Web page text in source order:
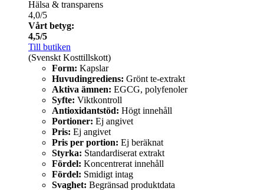
Hälsa & transparens
4,0/5
Vårt betyg:
4,5/5
Till butiken
(Svenskt Kosttillskott)
Form: Kapslar
Huvudingrediens: Grönt te-extrakt
Aktiva ämnen: EGCG, polyfenoler
Syfte: Viktkontroll
Antioxidantstöd: Högt innehåll
Portioner: Ej angivet
Pris: Ej angivet
Pris per portion: Ej beräknat
Styrka: Standardiserat extrakt
Fördel: Koncentrerat innehåll
Fördel: Smidigt intag
Svaghet: Begränsad produktdata